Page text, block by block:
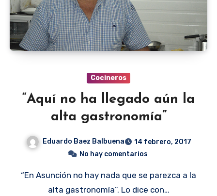
Cocineros
“Aquí no ha llegado aún la
alta gastronomía”
Eduardo Baez Balbuena
14 febrero, 2017
No hay comentarios
“En Asunción no hay nada que se parezca a la
alta gastronomía”. Lo dice con…